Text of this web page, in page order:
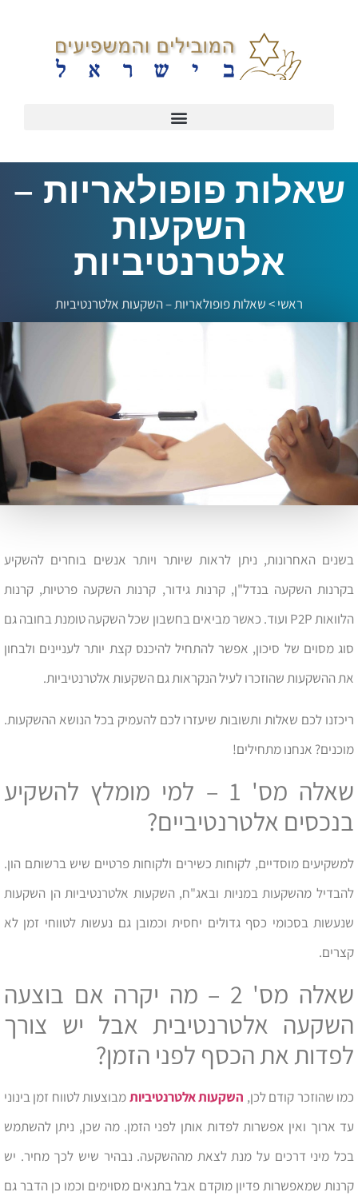
שאלות פופולאריות –
השקעות
אלטרנטיביות
ראשי>שאלות פופולאריות – השקעות אלטרנטיביות
בשנים האחרונות, ניתן לראות שיותר ויותר אנשים בוחרים להשקיע
בקרנות השקעה בנדל"ן, קרנות גידור, קרנות השקעה פרטיות, קרנות
הלוואות P2P ועוד. כאשר מביאים בחשבון שכל השקעה טומנת בחובה גם
סוג מסוים של סיכון, אפשר להתחיל להיכנס קצת יותר לעניינים ולבחון
את ההשקעות שהוזכרו לעיל הנקראות גם השקעות אלטרנטיביות.
ריכזנו לכם שאלות ותשובות שיעזרו לכם להעמיק בכל הנושא ההשקעות.
מוכנים? אנחנו מתחילים!
שאלה מס' 1 – למי מומלץ להשקיע
בנכסים אלטרנטיביים?
למשקיעים מוסדיים, לקוחות כשירים ולקוחות פרטיים שיש ברשותם הון.
להבדיל מהשקעות במניות ובאג"ח, השקעות אלטרנטיביות הן השקעות
שנעשות בסכומי כסף גדולים יחסית וכמובן גם נעשות לטווחי זמן לא
קצרים.
שאלה מס' 2 – מה יקרה אם בוצעה
השקעה אלטרנטיבית אבל יש צורך
לפדות את הכסף לפני הזמן?
כמו שהוזכר קודם לכן, השקעות אלטרנטיביותמבוצעות לטווח זמן בינוני
עד ארוך ואין אפשרות לפדות אותן לפני הזמן. מה שכן, ניתן להשתמש
בכל מיני דרכים על מנת לצאת מההשקעה. נבהיר שיש לכך מחיר. יש
קרנות שמאפשרות פדיון מוקדם אבל בתנאים מסוימים וכמו כן הדבר גם